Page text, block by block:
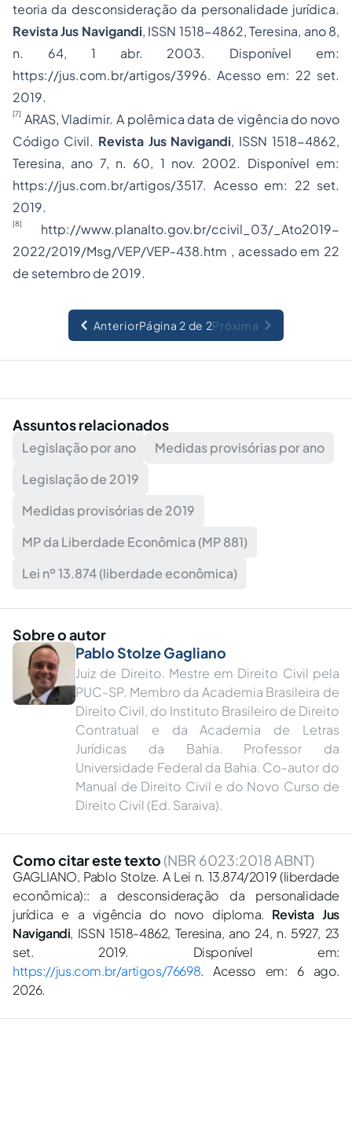
teoria da desconsideração da personalidade jurídica.
Revista Jus Navigandi, ISSN 1518-4862, Teresina, ano 8,
n. 64, 1 abr. 2003. Disponível em:
https://jus.com.br/artigos/3996. Acesso em: 22 set.
2019.
[7] ARAS, Vladimir. A polêmica data de vigência do novo
Código Civil. Revista Jus Navigandi, ISSN 1518-4862,
Teresina, ano 7, n. 60, 1 nov. 2002. Disponível em:
https://jus.com.br/artigos/3517. Acesso em: 22 set.
2019.
[8]
http://www.planalto.gov.br/ccivil_03/_Ato2019-
2022/2019/Msg/VEP/VEP-438.htm , acessado em 22
de setembro de 2019.
AnteriorPágina 2 de 2Próxima
Assuntos relacionados
Legislação por ano
Medidas provisórias por ano
Legislação de 2019
Medidas provisórias de 2019
MP da Liberdade Econômica (MP 881)
Lei nº 13.874 (liberdade econômica)
Sobre o autor
Pablo Stolze Gagliano
Juiz de Direito. Mestre em Direito Civil pela
PUC-SP. Membro da Academia Brasileira de
Direito Civil, do Instituto Brasileiro de Direito
Contratual e da Academia de Letras
Jurídicas da Bahia. Professor da
Universidade Federal da Bahia. Co-autor do
Manual de Direito Civil e do Novo Curso de
Direito Civil (Ed. Saraiva).
Como citar este texto (NBR 6023:2018 ABNT)
GAGLIANO, Pablo Stolze. A Lei n. 13.874/2019 (liberdade
econômica):: a desconsideração da personalidade
jurídica e a vigência do novo diploma. Revista Jus
Navigandi, ISSN 1518-4862, Teresina, ano 24, n. 5927, 23
set. 2019. Disponível em:
https://jus.com.br/artigos/76698. Acesso em: 6 ago.
2026.